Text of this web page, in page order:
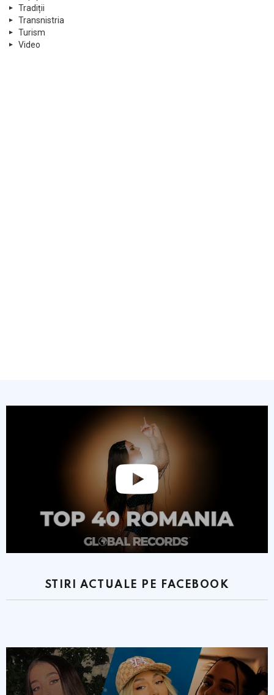
Tradiții
Transnistria
Turism
Video
STIRI ACTUALE PE FACEBOOK